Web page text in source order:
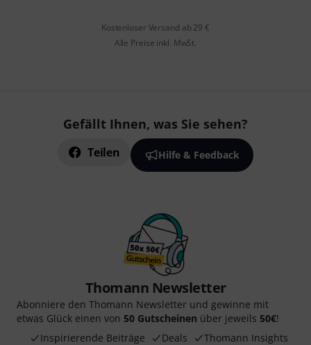
Kostenloser Versand ab 29 €
Alle Preise inkl. MwSt.
Gefällt Ihnen, was Sie sehen?
Teilen Hilfe & Feedback
Thomann Newsletter
Abonniere den Thomann Newsletter und gewinne mit
etwas Glück einen von 50 Gutscheinen über jeweils 50€!
Inspirierende Beiträge
Deals Thomann Insights